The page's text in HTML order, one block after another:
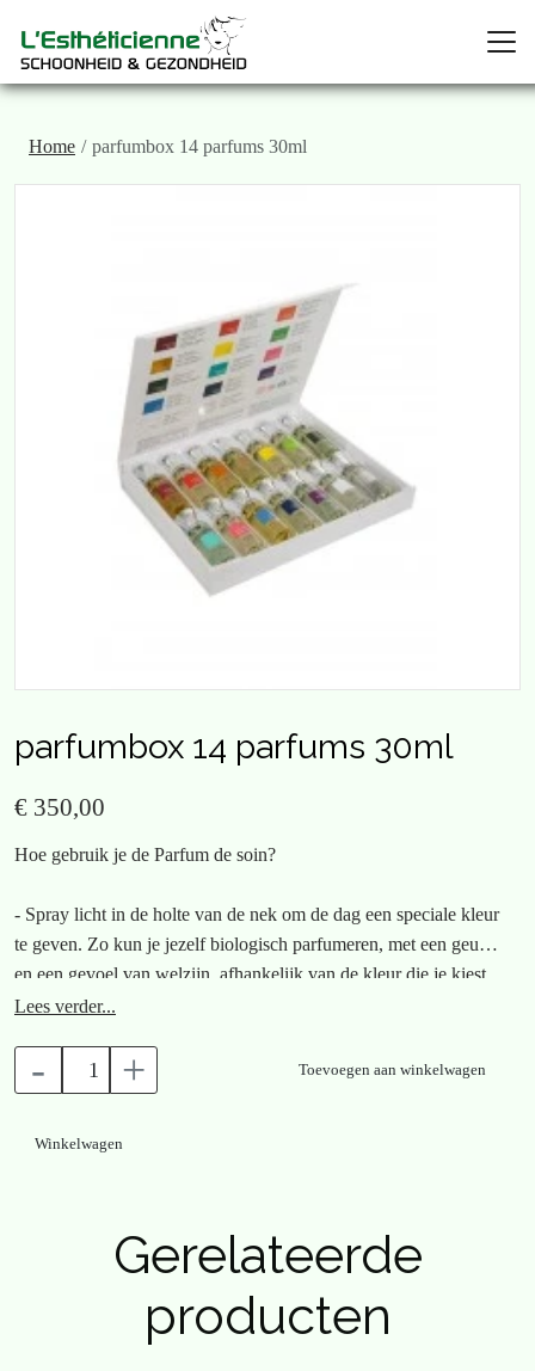
Home parfumbox 14 parfums 30ml
parfumbox 14 parfums 30ml
€ 350,00
Hoe gebruik je de Parfum de soin?
- Spray licht in de holte van de nek om de dag een speciale kleur
te geven. Zo kun je jezelf biologisch parfumeren, met een geur
en een gevoel van welzijn, afhankelijk van de kleur die je kiest.
verdampen, plaats ze in de buurt van je gezicht en adem 3 keer
diep in met je ogen dicht.
Spray overal om je heen en laat je omhullen met de voordelen
Lees verder...
- + Toevoegen aan winkelwagen
Winkelwagen
Gerelateerde
producten